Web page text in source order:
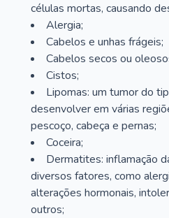
células mortas, causando
Alergia;
Cabelos e unhas frágeis;
Cabelos secos ou
Cistos;
Lipomas: um tumor do
desenvolver em várias
pescoço, cabeça e pernas;
Coceira;
Dermatites: inflamação
diversos fatores, como
alterações hormonais,
outros;